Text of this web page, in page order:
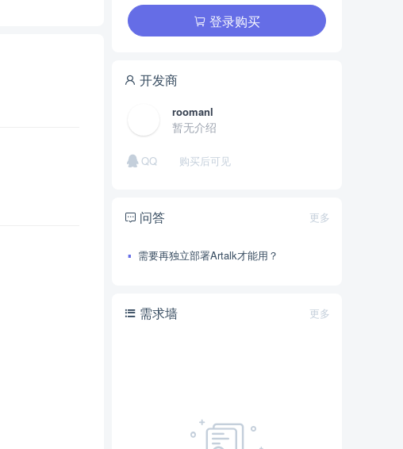
登录购买
开发商
roomanl
暂无介绍
QQ 购买后可见
更多
问答
需要再独立部署Artalk才能用？
更多
需求墙